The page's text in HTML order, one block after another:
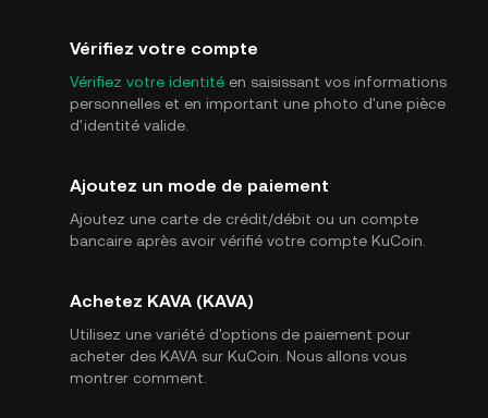
Vérifiez votre compte
Vérifiez votre identité en saisissant vos informations
personnelles et en important une photo d'une pièce
d'identité valide.
Ajoutez un mode de paiement
Ajoutez une carte de crédit/débit ou un compte
bancaire après avoir vérifié votre compte KuCoin.
Achetez KAVA (KAVA)
Utilisez une variété d'options de paiement pour
acheter des KAVA sur KuCoin. Nous allons vous
montrer comment.